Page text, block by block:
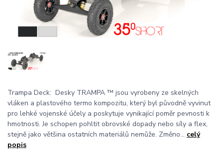
Trampa Deck: Desky TRAMPA ™ jsou vyrobeny ze skelných
vláken a plastového termo kompozitu, který byl původně vyvinut
pro lehké vojenské účely a poskytuje vynikající poměr pevnosti k
hmotnosti. Je schopen pohltit obrovské dopady nebo síly a flex,
stejně jako většina ostatních materiálů nemůže. Změno... celý
popis